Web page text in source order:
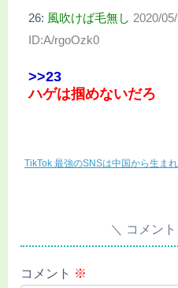
26: 風吹けば毛無し 2020/
ID:A/rgoOzk0
>>23
ハゲは掴めないだろ
TikTok 最強のSNSは中国から生ま
コメン
コメント ※